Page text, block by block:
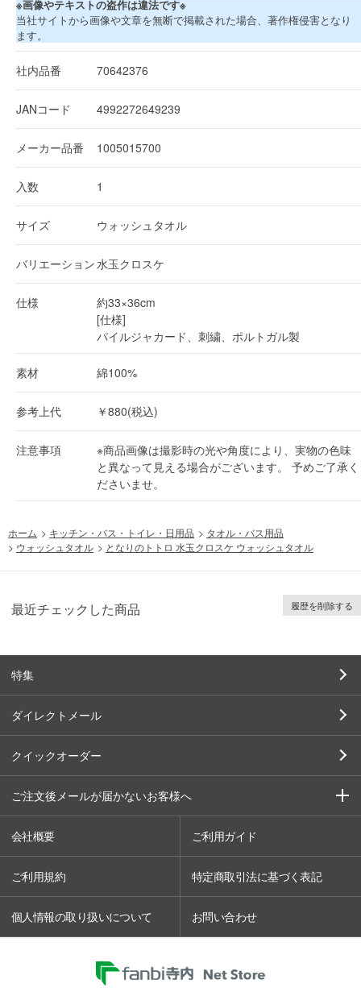
※画像やテキストの盗作は違法です※
当社サイトから画像や文章を無断で掲載された場合、著作権侵害となり
ます。
社内品番 70642376
JANコード 4992272649239
メーカー品番 1005015700
入数 1
サイズ ウォッシュタオル
バリエーション水玉クロスケ
仕様
約33×36cm
[仕様]
パイルジャカード、刺繍、ポルトガル製
素材 綿100%
参考上代 ￥880(税込)
注意事項
※商品画像は撮影時の光や角度により、実物の色味
と異なって見える場合がございます。 予めご了承く
ださいませ。
ホーム > キッチン・バス・トイレ・日用品 > タオル・バス用品
> ウォッシュタオル > となりのトトロ 水玉クロスケ ウォッシュタオル
最近チェックした商品 履歴を削除する
特集
ダイレクトメール
クイックオーダー
ご注文後メールが届かないお客様へ
会社概要 ご利用ガイド
ご利用規約 特定商取引法に基づく表記
個人情報の取り扱いについて お問い合わせ